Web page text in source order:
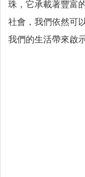
珠，它承載著豐富
社會，我們依然可
我們的生活帶來啟示